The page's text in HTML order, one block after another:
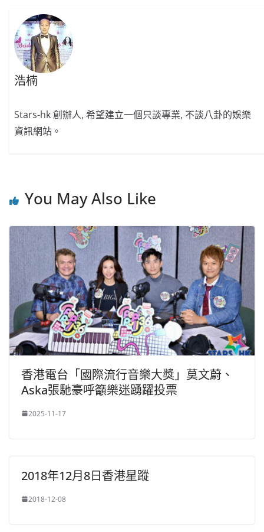
浩楠
Stars-hk 創辦人, 希望建立一個只談專業, 不談八卦的娛樂
資訊網站。
You May Also Like
香港電台「國際流行音樂大獎」莫文蔚、
Aska張馳豪呼籲樂迷踴躍投票
2025-11-17
2018年12月8日香港星蹤
2018-12-08